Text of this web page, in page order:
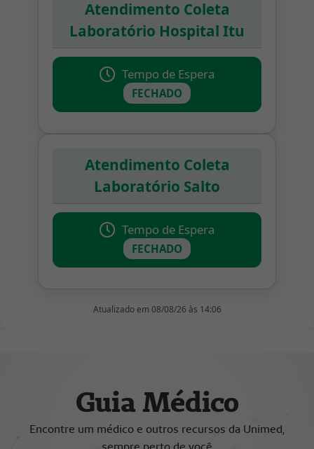
Guia Médico
Encontre um médico e outros recursos da Unimed,